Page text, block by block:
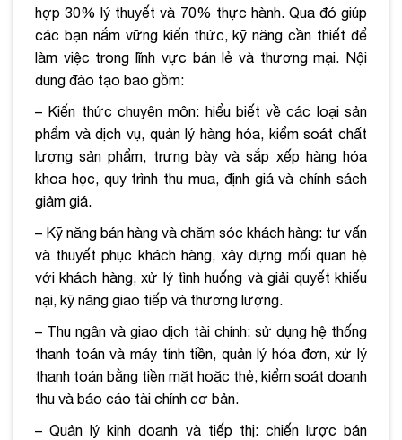
hợp 30% lý thuyết và 70% thực hành. Qua đó giúp
các bạn nắm vững kiến thức, kỹ năng cần thiết để
làm việc trong lĩnh vực bán lẻ và thương mại. Nội
dung đào tạo bao gồm:
– Kiến thức chuyên môn: hiểu biết về các loại sản
phẩm và dịch vụ, quản lý hàng hóa, kiểm soát chất
lượng sản phẩm, trưng bày và sắp xếp hàng hóa
khoa học, quy trình thu mua, định giá và chính sách
giảm giá.
– Kỹ năng bán hàng và chăm sóc khách hàng: tư vấn
và thuyết phục khách hàng, xây dựng mối quan hệ
với khách hàng, xử lý tình huống và giải quyết khiếu
nại, kỹ năng giao tiếp và thương lượng.
– Thu ngân và giao dịch tài chính: sử dụng hệ thống
thanh toán và máy tính tiền, quản lý hóa đơn, xử lý
thanh toán bằng tiền mặt hoặc thẻ, kiểm soát doanh
thu và báo cáo tài chính cơ bản.
– Quản lý kinh doanh và tiếp thị: chiến lược bán